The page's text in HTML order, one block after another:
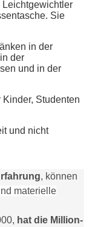
Leichtgewichtler
Sie
in der
der
und in der
Studenten
und nicht
, können
materielle
hat die Million-